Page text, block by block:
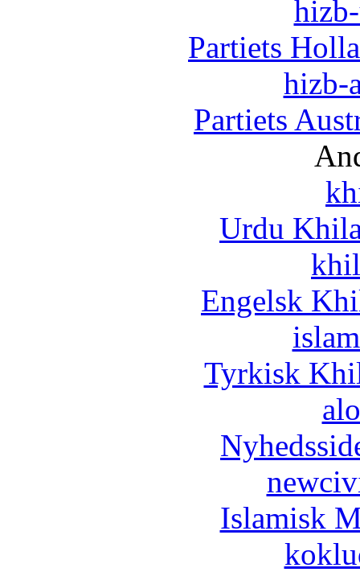
Partiets
hizb-
Partiets
Urdu
Engelsk
Tyrkisk
Islamisk